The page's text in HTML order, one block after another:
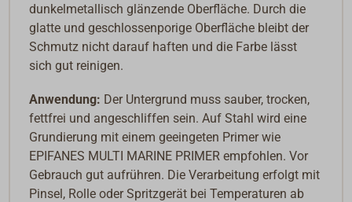
dunkelmetallisch glänzende Oberfläche. Durch die
glatte und geschlossenporige Oberfläche bleibt der
Schmutz nicht darauf haften und die Farbe lässt
sich gut reinigen.
Anwendung: Der Untergrund muss sauber, trocken,
fettfrei und angeschliffen sein. Auf Stahl wird eine
Grundierung mit einem geeingeten Primer wie
EPIFANES MULTI MARINE PRIMER empfohlen. Vor
Gebrauch gut aufrühren. Die Verarbeitung erfolgt mit
Pinsel, Rolle oder Spritzgerät bei Temperaturen ab